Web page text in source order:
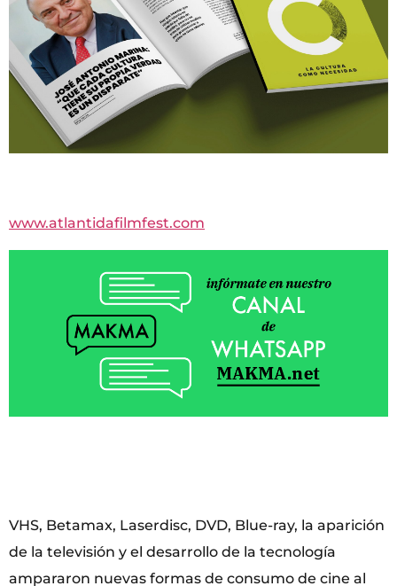
www.atlantidafilmfest.com
VHS, Betamax, Laserdisc, DVD, Blue-ray, la aparición
de la televisión y el desarrollo de la tecnología
ampararon nuevas formas de consumo de cine al